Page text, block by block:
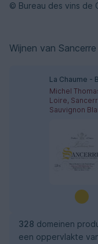
© Bureau des vins de
328 domeinen
een oppervlakte
Wijnen van Sancerre
La Chaume -
Loire,
Sauvignon